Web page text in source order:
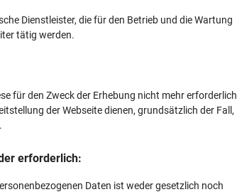
Dienstleister, die für den Betrieb und die Wartung
tätig werden.
für den Zweck der Erhebung nicht mehr erforderlich
der Webseite dienen, grundsätzlich der Fall,
erforderlich:
Daten ist weder gesetzlich noch